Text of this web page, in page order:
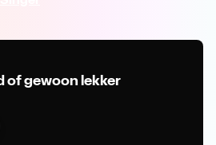
of gewoon lekker